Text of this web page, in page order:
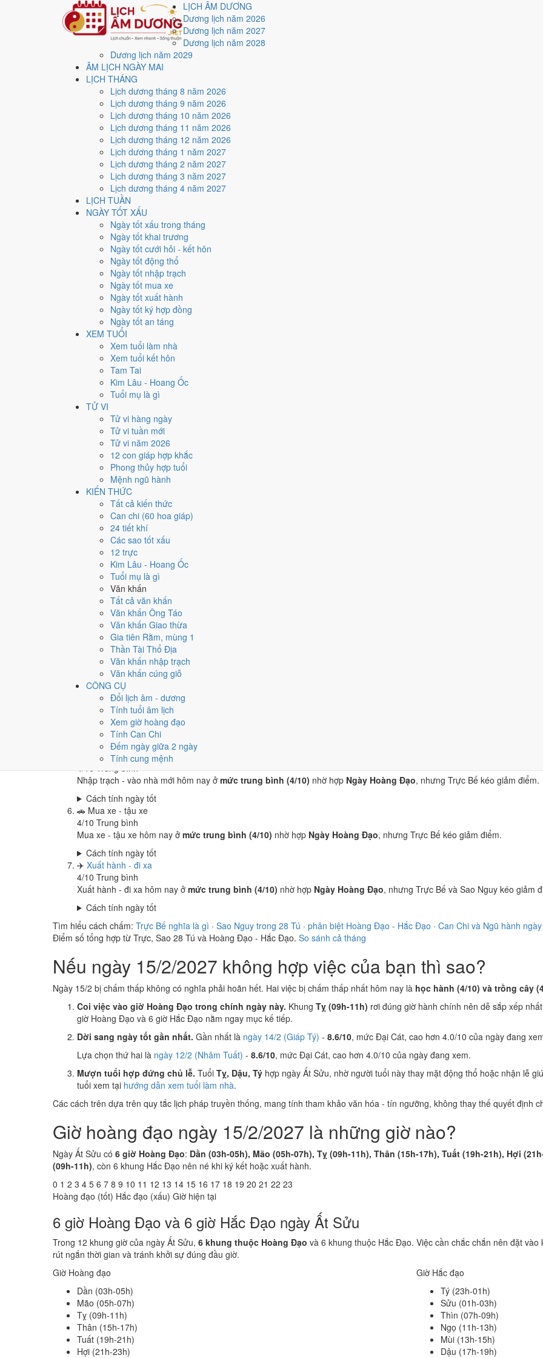
LỊCH ÂM DƯƠNG
Dương lịch năm 2026
Dương lịch năm 2027
Dương lịch năm 2028
Dương lịch năm 2029
ÂM LỊCH NGÀY MAI
LỊCH THÁNG
Lịch dương tháng 8 năm 2026
Lịch dương tháng 9 năm 2026
Lịch dương tháng 10 năm 2026
Lịch dương tháng 11 năm 2026
Lịch dương tháng 12 năm 2026
Lịch dương tháng 1 năm 2027
Lịch dương tháng 2 năm 2027
Lịch dương tháng 3 năm 2027
Lịch dương tháng 4 năm 2027
LỊCH TUẦN
NGÀY TỐT XẤU
Ngày tốt xấu trong tháng
Ngày tốt khai trương
Ngày tốt cưới hỏi - kết hôn
Ngày tốt động thổ
Ngày tốt nhập trạch
Ngày tốt mua xe
Ngày tốt xuất hành
Ngày tốt ký hợp đồng
Ngày tốt an táng
XEM TUỔI
Xem tuổi làm nhà
Xem tuổi kết hôn
Tam Tai
Kim Lâu - Hoang Ốc
Tuổi mụ là gì
TỬ VI
Tử vi hàng ngày
Tử vi tuần mới
Tử vi năm 2026
12 con giáp hợp khắc
Phong thủy hợp tuổi
Mệnh ngũ hành
KIẾN THỨC
Tất cả kiến thức
Can chi (60 hoa giáp)
24 tiết khí
Các sao tốt xấu
12 trực
Kim Lâu - Hoang Ốc
Tuổi mụ là gì
Văn khấn
Tất cả văn khấn
Văn khấn Ông Táo
Văn khấn Giao thừa
Gia tiên Rằm, mùng 1
Thần Tài Thổ Địa
Văn khấn nhập trạch
Văn khấn cúng giỗ
CÔNG CỤ
Đổi lịch âm - dương
Tính tuổi âm lịch
Xem giờ hoàng đạo
Tính Can Chi
Đếm ngày giữa 2 ngày
Tính cung mệnh
Trang chủ
Lịch năm 2027
Tháng 2/2027
Ngày 15/2/2027 (Ất Sửu)
Xem ngày15/2/2027
Ngày 15/2/2027 dương lịch (Thứ Hai) là ngày 10/1/2027 âm lịch
4.0/10cho các việc quan trọng. Giờ Hoàng Đạo trong ngày:
Ngày Dương
Thứ Hai
Tháng 2 năm 2027
Tháng 1 âm năm 2027
Ất Sửu
Ngày Ất Sửu có Trực
quyết định lớn khó đảo ngược.
Tỵ, Dậu, Týhợp ngày; tuổi
Ngày 15/2/2027 chỉ đạt4.0/10cho việc trọng đại. Có
Ngày 15/2/2027 tốt hay xấu cho việc gì?
Ngày 15/2/2027 đạt4.0/10 trung bình cho 7 việc chính: cao nhất là
Minh Đường hoàng đạo nên điểm từng việc chênh nhau như bảng dưới.
Cưới hỏi - đính hôn
Trung bình
Cưới hỏi - đính hôn hôm nay ở
Cách tính ngày tốt
Khai trương - mở cửa hàng
Trung bình
Khai trương - mở cửa hàng hôm nay ở
Cách tính ngày tốt
Ký hợp đồng - giao ước
Trung bình
Ký hợp đồng - giao ước hôm nay ở
Cách tính ngày tốt
Động thổ - khởi công
Trung bình
Động thổ - khởi công hôm nay ở
Cách tính ngày tốt
Nhập trạch - vào nhà mới
4/10Trung bình
Nhập trạch - vào nhà mới hôm nay ở mức trung bình (4/10) nhờ hợp Ngày Hoàng Đạo, nhưng Trực Bế kéo giảm điểm.
Cách tính ngày tốt
🚗 Mua xe - tậu xe
4/10 Trung bình
Mua xe - tậu xe hôm nay ở mức trung bình (4/10) nhờ hợp Ngày Hoàng Đạo, nhưng Trực Bế kéo giảm điểm.
Cách tính ngày tốt
✈️ Xuất hành - đi xa
4/10 Trung bình
Xuất hành - đi xa hôm nay ở mức trung bình (4/10) nhờ hợp Ngày Hoàng Đạo, nhưng Trực Bế và Sao Nguy kéo giảm
Cách tính ngày tốt
Tìm hiểu cách chấm: Trực Bế nghĩa là gì · Sao Nguy trong 28 Tú · phân biệt Hoàng Đạo - Hắc Đạo · Can Chi và Ngũ hành ngày
Điểm số tổng hợp từ Trực, Sao 28 Tú và Hoàng Đạo - Hắc Đạo. So sánh cả tháng
Nếu ngày 15/2/2027 không hợp việc của bạn thì sao?
Ngày 15/2 bị chấm thấp không có nghĩa phải hoãn hết. Hai việc bị chấm thấp nhất hôm nay là học hành (4/10) và trồng cây
Coi việc vào giờ Hoàng Đạo trong chính ngày này. Khung Tỵ (09h-11h) rơi đúng giờ hành chính nên dễ sắp xếp
giờ Hoàng Đạo và 6 giờ Hắc Đạo nằm ngay mục kế tiếp.
Dời sang ngày tốt gần nhất. Gần nhất là ngày 14/2 (Giáp Tý) - 8.6/10, mức Đại Cát, cao hơn 4.0/10 của ngày đang
Lựa chọn thứ hai là ngày 12/2 (Nhâm Tuất) - 8.6/10, mức Đại Cát, cao hơn 4.0/10 của ngày đang xem.
Mượn tuổi hợp đứng chủ lễ. Tuổi Tỵ, Dậu, Tý hợp ngày Ất Sửu, nhờ người tuổi này thay mặt động thổ hoặc nhận lễ
tuổi xem tại hướng dẫn xem tuổi làm nhà.
Các cách trên dựa trên quy tắc lịch pháp truyền thống, mang tính tham khảo văn hóa - tín ngưỡng, không thay thế quyết định
Giờ hoàng đạo ngày 15/2/2027 là những giờ nào?
Ngày Ất Sửu có 6 giờ Hoàng Đạo: Dần (03h-05h), Mão (05h-07h), Tỵ (09h-11h), Thân (15h-17h), Tuất (19h-21h), Hợi
(09h-11h), còn 6 khung Hắc Đạo nên né khi ký kết hoặc xuất hành.
0 1 2 3 4 5 6 7 8 9 10 11 12 13 14 15 16 17 18 19 20 21 22 23
Hoàng đạo (tốt) Hắc đạo (xấu) Giờ hiện tại
6 giờ Hoàng Đạo và 6 giờ Hắc Đạo ngày Ất Sửu
Trong 12 khung giờ của ngày Ất Sửu, 6 khung thuộc Hoàng Đạo và 6 khung thuộc Hắc Đạo. Việc cần chắc chắn nên đặt
rút ngắn thời gian và tránh khởi sự đúng đầu giờ.
Giờ Hoàng đạo
Dần (03h-05h)
Mão (05h-07h)
Tỵ (09h-11h)
Thân (15h-17h)
Tuất (19h-21h)
Hợi (21h-23h)
Giờ Hắc đạo
Tý (23h-01h)
Sửu (01h-03h)
Thìn (07h-09h)
Ngọ (11h-13h)
Mùi (13h-15h)
Dậu (17h-19h)